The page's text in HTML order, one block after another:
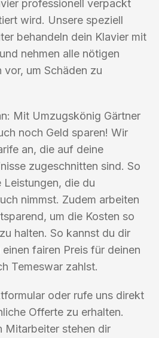
professionell verpackt
wird. Unsere speziell
behandeln dein Klavier mit
nehmen alle nötigen
vor, um Schäden zu
Mit Umzugskönig Gärtner
noch Geld sparen! Wir
an, die auf deine
zugeschnitten sind. So
die du
nimmst. Zudem arbeiten
um die Kosten so
halten. So kannst du dir
fairen Preis für deinen
Temeswar zahlst.
oder rufe uns direkt
Offerte zu erhalten.
Mitarbeiter stehen dir